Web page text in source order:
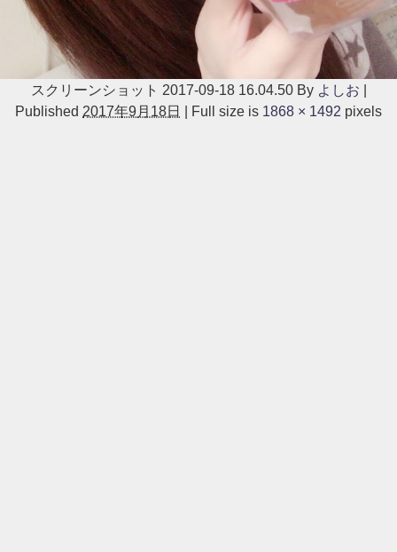
スクリーンショット 2017-09-18 16.04.50 By よしお
Published 2017年9月18日 Full size is 1868 × 1492 pixels